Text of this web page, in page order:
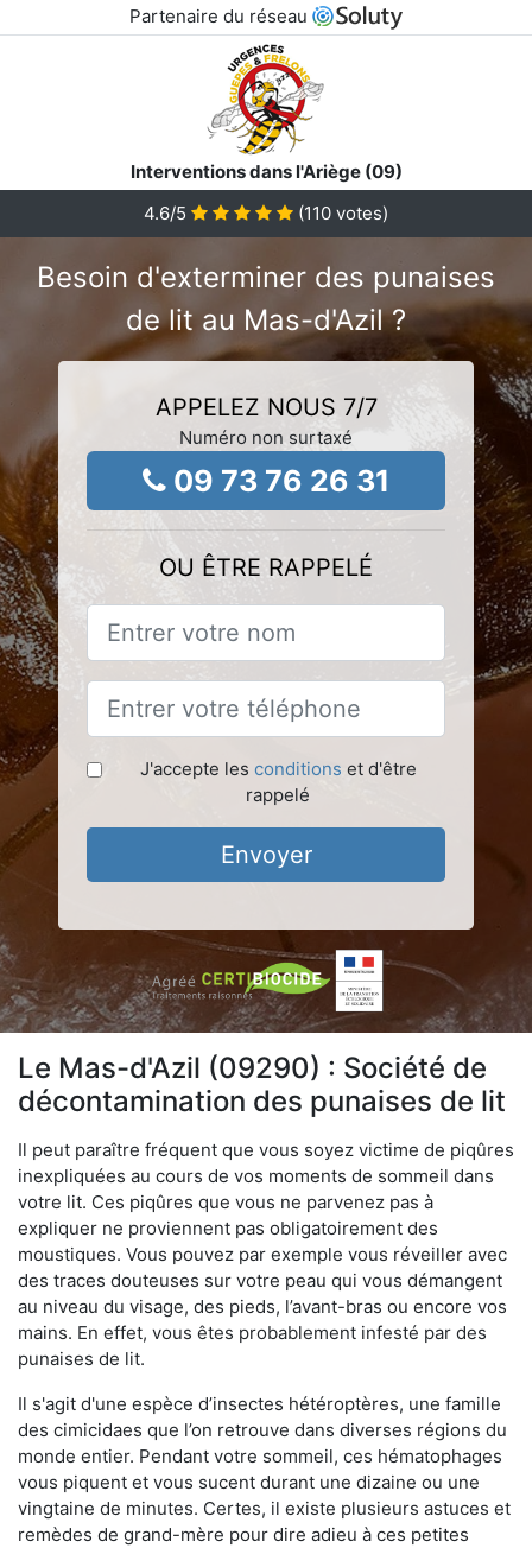
Partenaire du réseau
Interventions dans l'Ariège (09)
4.6/5 (110 votes)
Besoin d'exterminer des punaises
de lit au Mas-d'Azil ?
APPELEZ NOUS 7/7
Numéro non surtaxé
09 73 76 26 31
OU ÊTRE RAPPELÉ
J'accepte les conditions et d'être
rappelé
Envoyer
Le Mas-d'Azil (09290) : Société de
décontamination des punaises de lit
Il peut paraître fréquent que vous soyez victime de piqûres
inexpliquées au cours de vos moments de sommeil dans
votre lit. Ces piqûres que vous ne parvenez pas à
expliquer ne proviennent pas obligatoirement des
moustiques. Vous pouvez par exemple vous réveiller avec
des traces douteuses sur votre peau qui vous démangent
au niveau du visage, des pieds, l’avant-bras ou encore vos
mains. En effet, vous êtes probablement infesté par des
punaises de lit.
Il s'agit d'une espèce d’insectes hétéroptères, une famille
des cimicidaes que l’on retrouve dans diverses régions du
monde entier. Pendant votre sommeil, ces hématophages
vous piquent et vous sucent durant une dizaine ou une
vingtaine de minutes. Certes, il existe plusieurs astuces et
remèdes de grand-mère pour dire adieu à ces petites